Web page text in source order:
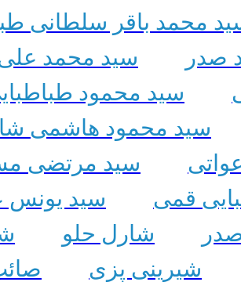
محمد باقر سلطانی
صدر
سید محمد علی
سید محمود
سید محمود هاشمی
سید مرتضی
قمی
سید یونس
شارل حلو
شیرینی پزی